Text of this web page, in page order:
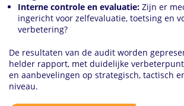
Interne controle en evaluatie: Zijn er
ingericht voor zelfevaluatie, toetsing en
verbetering?
De resultaten van de audit worden
helder rapport, met duidelijke
en aanbevelingen op strategisch, tactisch
niveau.